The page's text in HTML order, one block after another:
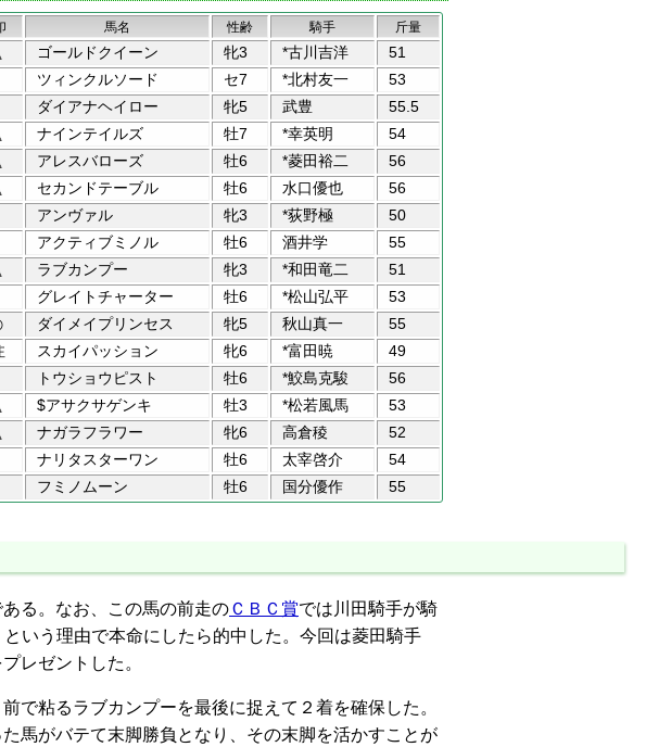
馬名 性齢 騎手
斤量
ゴールドクイーン 牝3 *古川吉洋
51
ツィンクルソード セ7 *北村友一
53
ダイアナヘイロー 牝5 武豊
55.5
ナインテイルズ 牡7 *幸英明
54
アレスバローズ 牡6 *菱田裕二
56
セカンドテーブル 牡6 水口優也
56
アンヴァル 牝3 *荻野極
50
アクティブミノル 牡6 酒井学
55
ラブカンプー 牝3 *和田竜二
51
グレイトチャーター 牡6 *松山弘平
53
ダイメイプリンセス 牝5 秋山真一
55
スカイパッション 牝6 *富田暁
49
トウショウピスト 牡6 *鮫島克駿
56
$アサクサゲンキ 牡3 *松若風馬
53
ナガラフラワー 牝6 高倉稜
52
ナリタスターワン 牡6 太宰啓介
54
フミノムーン 牡6 国分優作 55
る。なお、この馬の前走のＣＢＣ賞では川田騎手が騎
いう理由で本命にしたら的中した。今回は菱田騎手
レゼントした。
粘るラブカンプーを最後に捉えて２着を確保した。
馬がバテて末脚勝負となり、その末脚を活かすことが